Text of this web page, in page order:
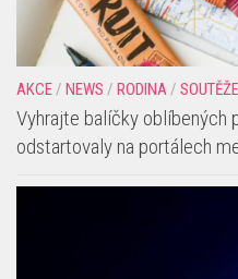
AKCE/ NEWS / RODINA/ SOUTĚŽE
Vyhrajte balíčky oblíbených
odstartovaly na portálech